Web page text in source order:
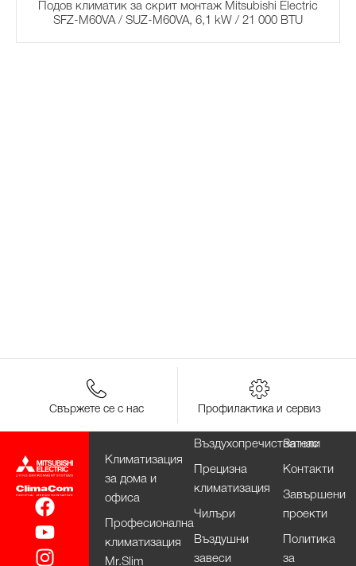
Подов климатик за скрит монтаж Mitsubishi Electric
SFZ-M60VA / SUZ-M60VA, 6,1 kW / 21 000 BTU
Свържете се с нас Профилактика и сервиз
Климатизация
за дома и
офиса
Професионална
климатизация
Mr.Slim
Въздухопречистватели
Прецизна
климатизация
Чилъри
Въздушни
завеси
За нас
Контакти
Завършени
проекти
Политика
за